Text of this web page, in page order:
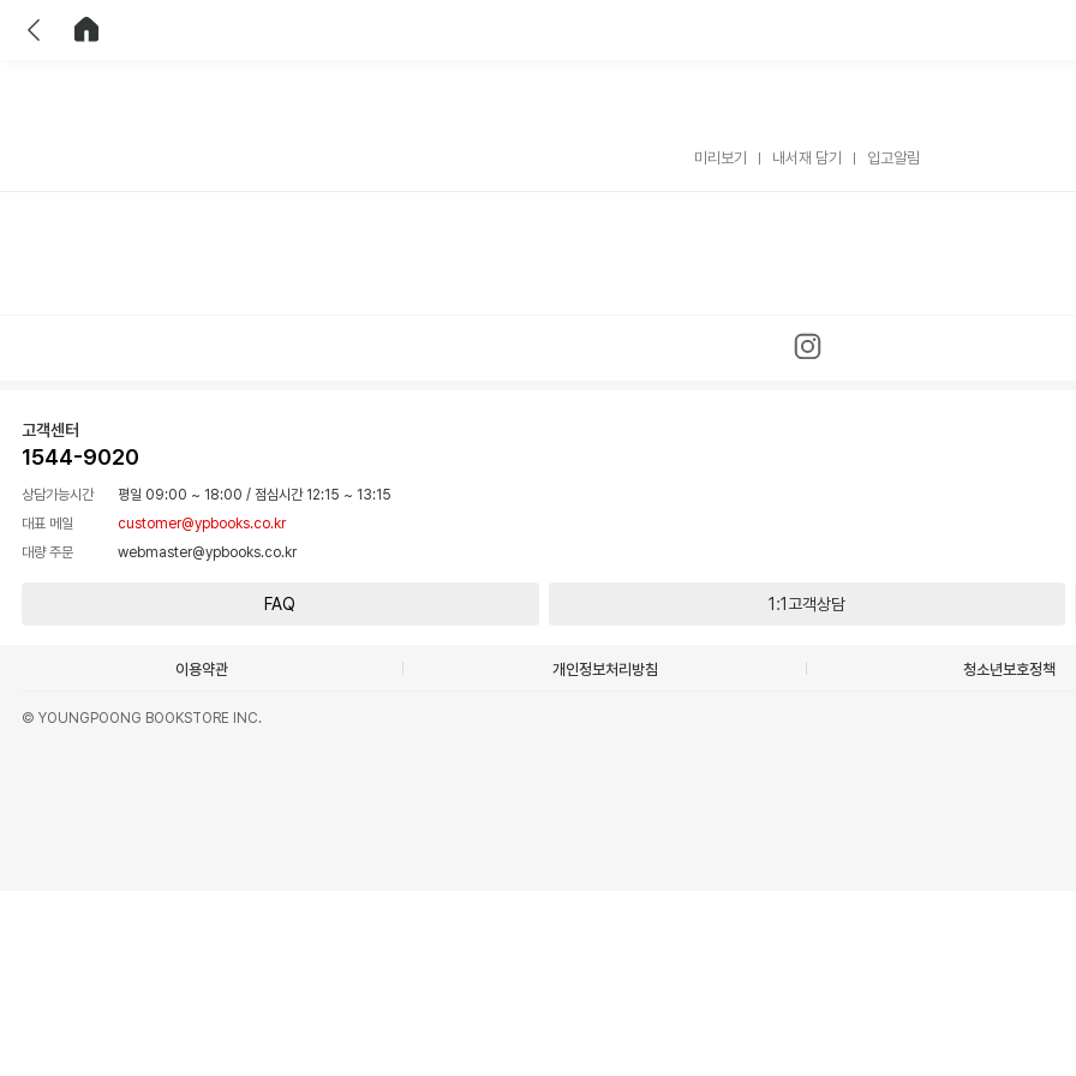
미리보기 내서재 담기 입고알림
고객센터
1544-9020
상담가능시간 평일 09:00 ~ 18:00 / 점심시간 12:15 ~ 13:15
대표 메일
customer@ypbooks.co.kr
대량 주문
webmaster@ypbooks.co.kr
FAQ 1:1고객상담
이용약관 개인정보처리방침 청소년보호정책
© YOUNGPOONG BOOKSTORE INC.